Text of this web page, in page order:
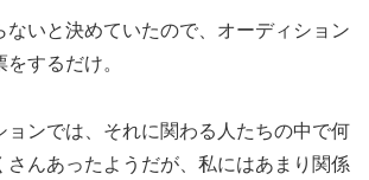
ないと決めていたので、オーディション
するだけ。
ョンでは、それに関わる人たちの中で何
さんあったようだが、私にはあまり関係